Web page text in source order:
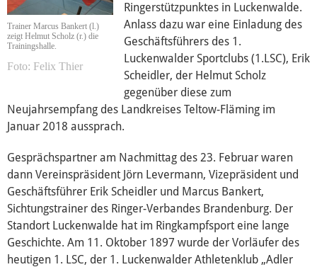
Vor Ort
Brandenburg
Mecklenburg-Vorpommern
Kontakt
Reden
Termine
Trainer Marcus Bankert (l.)
zeigt Helmut Scholz (r.) die
Trainingshalle.
Felix Thier
Ringerstützpunktes in Luckenwalde.
Anlass dazu war eine Einladung des
Geschäftsführers des 1.
Luckenwalder Sportclubs (1.LSC), Erik
Scheidler, der Helmut Scholz
gegenüber diese zum
Neujahrsempfang des Landkreises Teltow-Fläming im
Januar 2018 aussprach.
Gesprächspartner am Nachmittag des 23. Februar waren
dann Vereinspräsident Jörn Levermann, Vizepräsident und
Geschäftsführer Erik Scheidler und Marcus Bankert,
Sichtungstrainer des Ringer-Verbandes Brandenburg. Der
Standort Luckenwalde hat im Ringkampfsport eine lange
Geschichte. Am 11. Oktober 1897 wurde der Vorläufer des
heutigen 1. LSC, der 1. Luckenwalder Athletenklub „Adler